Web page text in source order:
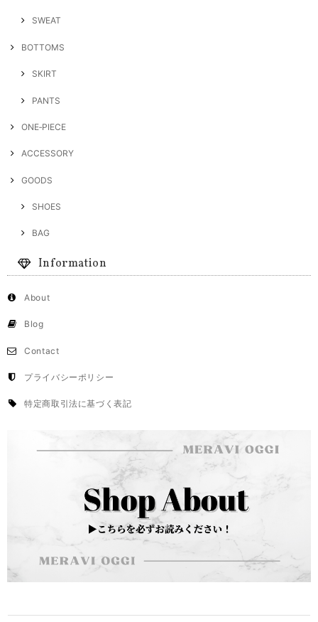
SWEAT
BOTTOMS
SKIRT
PANTS
ONE‐PIECE
ACCESSORY
GOODS
SHOES
BAG
Information
About
Blog
Contact
プライバシーポリシー
特定商取引法に基づく表記